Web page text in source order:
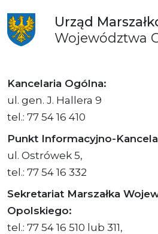
Urząd
Województwa
Kancelaria Ogólna:
ul. gen. J. Hallera 9
tel.: 77 54 16 410
Punkt Informacyjno-
ul. Ostrówek 5,
tel.: 77 54 16 332
Sekretariat Marszałka
Opolskiego:
tel.: 77 54 16 510 lub 311,